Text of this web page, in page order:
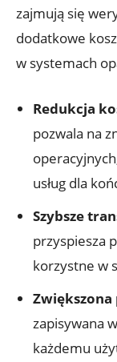
‌zajmują się
⁣dodatkowe
w systemach
Redukcja
pozwala ⁣na
usług dla
Szybsze
przyspiesza
⁢korzystne w⁣
Zwiększona
zapisywana
każdemu